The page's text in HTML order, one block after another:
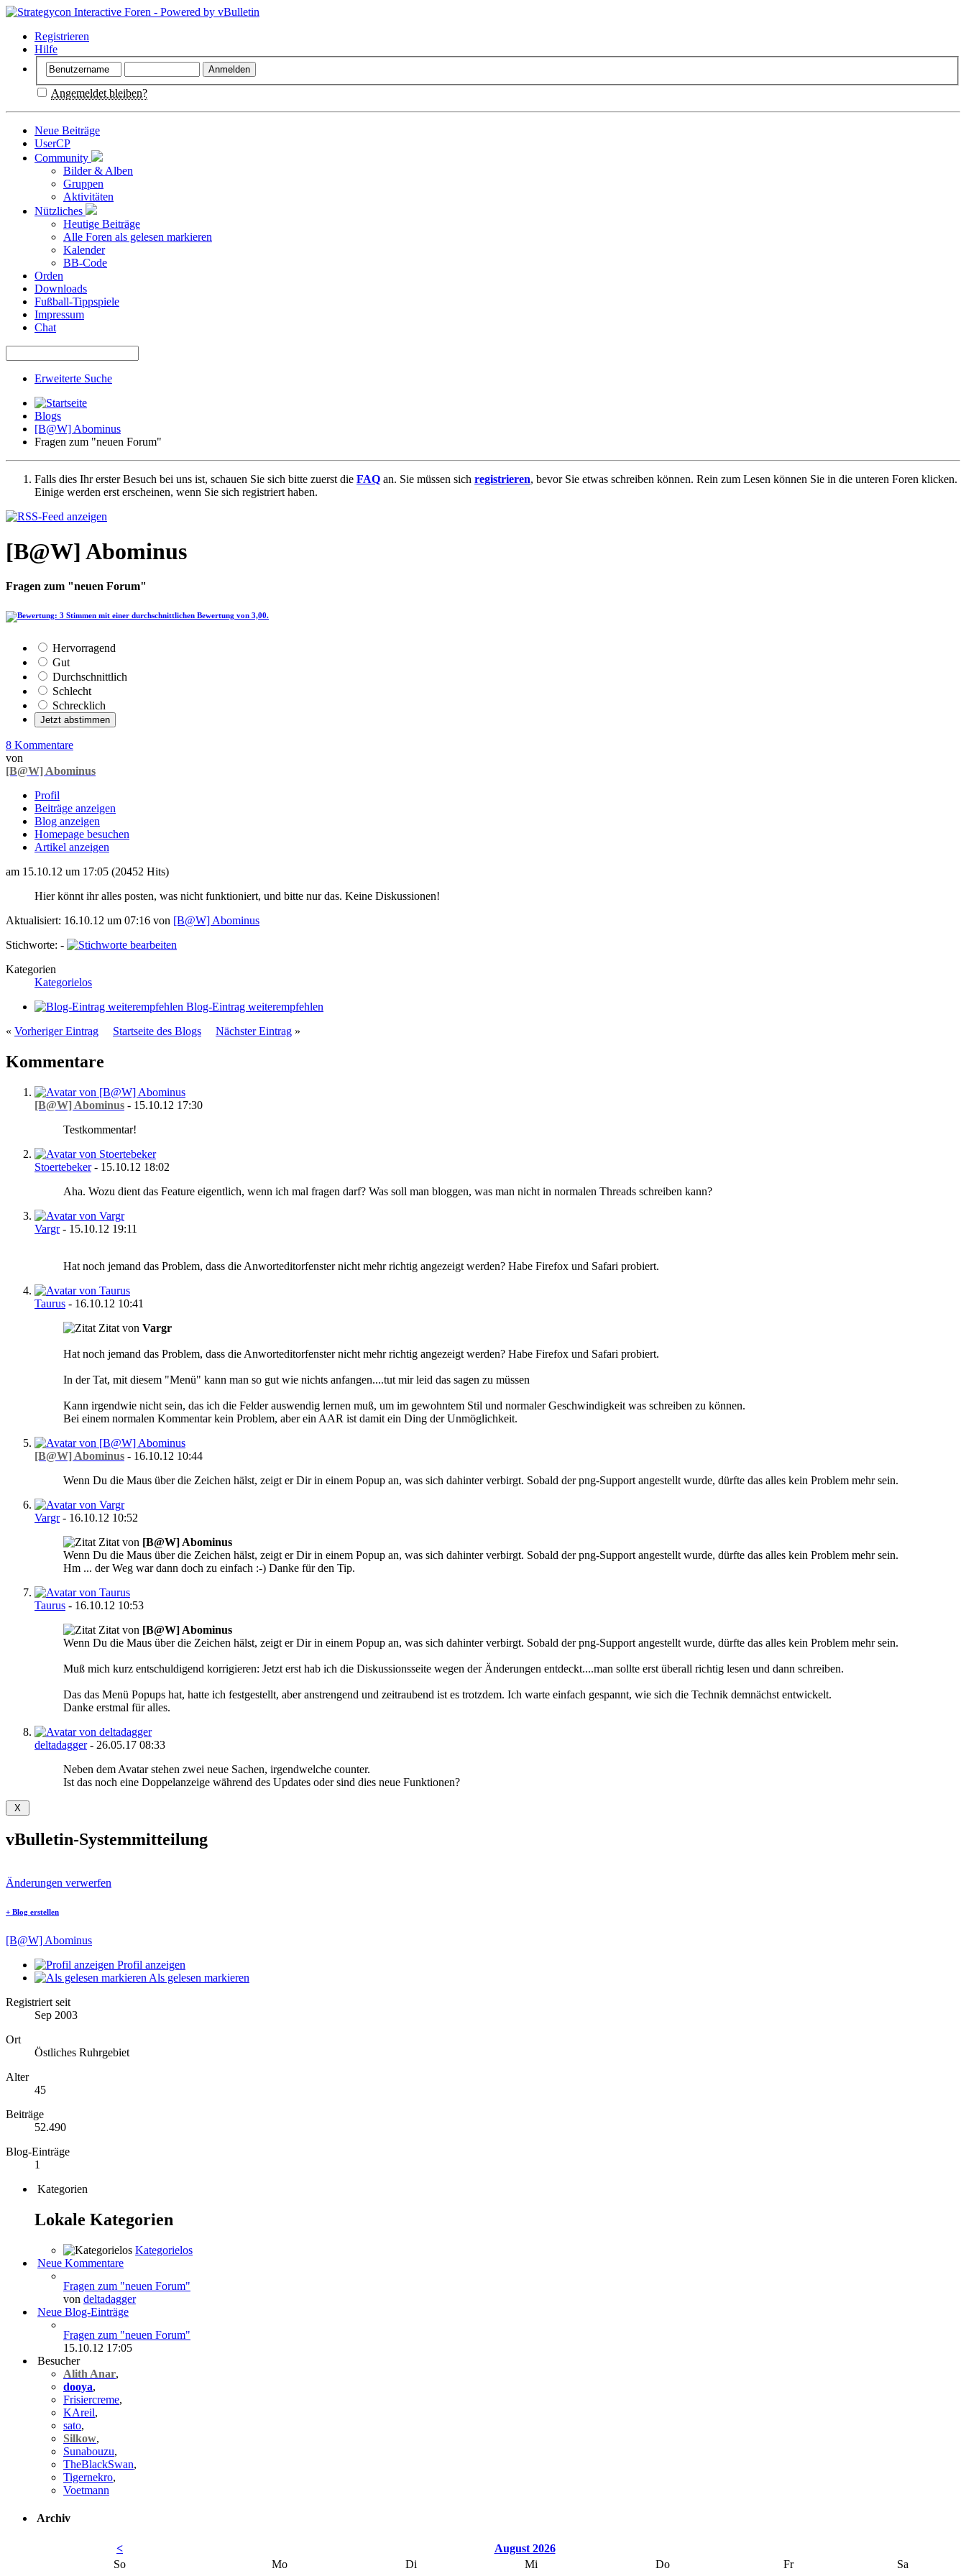
Registrieren
Hilfe
Angemeldet bleiben?
Neue Beiträge
UserCP
Community
Bilder & Alben
Gruppen
Aktivitäten
Nützliches
Heutige Beiträge
Alle Foren als gelesen markieren
Kalender
BB-Code
Orden
Downloads
Fußball-Tippspiele
Impressum
Chat
Erweiterte Suche
Blogs
[B@W] Abominus
Fragen zum "neuen Forum"
Falls dies Ihr erster Besuch bei uns ist, schauen Sie sich bitte zuerst die FAQ an. Sie müssen sich registrieren, bevor Sie etwas schreiben können. Rein zum Lesen können Sie in die unteren Foren klicken.
Einige werden erst erscheinen, wenn Sie sich registriert haben.
[B@W] Abominus
Fragen zum "neuen Forum"
Hervorragend
Gut
Durchschnittlich
Schlecht
Schrecklich
8 Kommentare
von
[B@W] Abominus
Profil
Beiträge anzeigen
Blog anzeigen
Homepage besuchen
Artikel anzeigen
am 15.10.12 um 17:05 (20452 Hits)
Hier könnt ihr alles posten, was nicht funktioniert, und bitte nur das. Keine Diskussionen!
Aktualisiert: 16.10.12 um 07:16 von [B@W] Abominus
Stichworte: -
Kategorien
Kategorielos
Blog-Eintrag weiterempfehlen
« Vorheriger Eintrag Startseite des Blogs Nächster Eintrag »
Kommentare
[B@W] Abominus - 15.10.12 17:30
Testkommentar!
Stoertebeker- 15.10.12 18:02
Aha. Wozu dient das Feature eigentlich, wenn ich mal fragen darf? Was soll man bloggen, was man nicht in normalen Threads schreiben kann?
Vargr- 15.10.12 19:11
Hat noch jemand das Problem, dass die Anworteditorfenster nicht mehr richtig angezeigt werden? Habe Firefox und Safari probiert.
Taurus - 16.10.12 10:41
Zitat von Vargr
Hat noch jemand das Problem, dass die Anworteditorfenster nicht mehr richtig angezeigt werden? Habe Firefox und Safari probiert.
In der Tat, mit diesem "Menü" kann man so gut wie nichts anfangen....tut mir leid das sagen zu müssen
Kann irgendwie nicht sein, das ich die Felder auswendig lernen muß, um im gewohntem Stil und normaler Geschwindigkeit was schreiben zu können.
Bei einem normalen Kommentar kein Problem, aber ein AAR ist damit ein Ding der Unmöglichkeit.
[B@W] Abominus - 16.10.12 10:44
Wenn Du die Maus über die Zeichen hälst, zeigt er Dir in einem Popup an, was sich dahinter verbirgt. Sobald der png-Support angestellt wurde, dürfte das alles kein Problem mehr sein.
Vargr- 16.10.12 10:52
Zitat von [B@W] Abominus
Wenn Du die Maus über die Zeichen hälst, zeigt er Dir in einem Popup an, was sich dahinter verbirgt. Sobald der png-Support angestellt wurde, dürfte das alles kein Problem mehr sein.
Hm ... der Weg war dann doch zu einfach :-) Danke für den Tip.
Taurus - 16.10.12 10:53
Zitat von [B@W] Abominus
Wenn Du die Maus über die Zeichen hälst, zeigt er Dir in einem Popup an, was sich dahinter verbirgt. Sobald der png-Support angestellt wurde, dürfte das alles kein Problem mehr sein.
Muß mich kurz entschuldigend korrigieren: Jetzt erst hab ich die Diskussionsseite wegen der Änderungen entdeckt....man sollte erst überall richtig lesen und dann schreiben.
Das das Menü Popups hat, hatte ich festgestellt, aber anstrengend und zeitraubend ist es trotzdem. Ich warte einfach gespannt, wie sich die Technik demnächst entwickelt.
Danke erstmal für alles.
deltadagger- 26.05.17 08:33
Neben dem Avatar stehen zwei neue Sachen, irgendwelche counter.
Ist das noch eine Doppelanzeige während des Updates oder sind dies neue Funktionen?
vBulletin-Systemmitteilung
Änderungen verwerfen
+ Blog erstellen
[B@W] Abominus
Profil anzeigen
Als gelesen markieren
Registriert seit
Sep 2003
Ort
Östliches Ruhrgebiet
Alter
45
Beiträge
52.490
Blog-Einträge
1
Kategorien
Lokale Kategorien
Kategorielos
Neue Kommentare
Fragen zum "neuen Forum"
von deltadagger
Neue Blog-Einträge
Fragen zum "neuen Forum"
15.10.12 17:05
Besucher
Alith Anar,
dooya,
Frisiercreme,
KAreil,
sato,
Silkow,
Sunabouzu,
TheBlackSwan,
Tigernekro,
Voetmann
Archiv
<
August 2026
So
Mo Di Mi Do Fr
Sa